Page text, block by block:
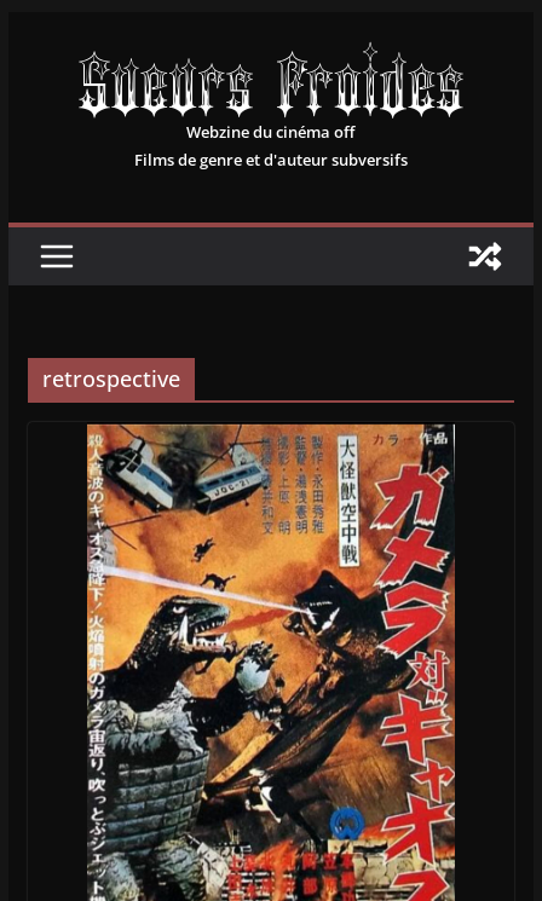
contenu
Webzine du cinéma off
Films de genre et d'auteur subversifs
retrospective